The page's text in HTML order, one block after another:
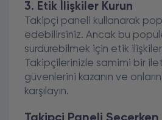
3. Etik İlişkiler Kurun
Takipçi paneli kullanarak
edebilirsiniz. Ancak bu
sürdürebilmek için etik
Takipçilerinizle samimi bir
güvenlerini kazanın ve
karşılayın.